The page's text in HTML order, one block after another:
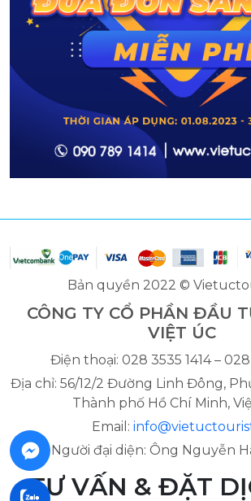
Bản quyền 2022 ©
CÔNG TY CỔ PHẦN ĐẦU
VIỆT ÚC
Điện thoại: 028 3535 1414 – 028
Địa chỉ: 56/12/2 Đường Linh Đông,
Thành phố Hồ Chí Minh,
Email:
Người đại diện: Ông Nguyễn
TƯ VẤN & ĐẶT